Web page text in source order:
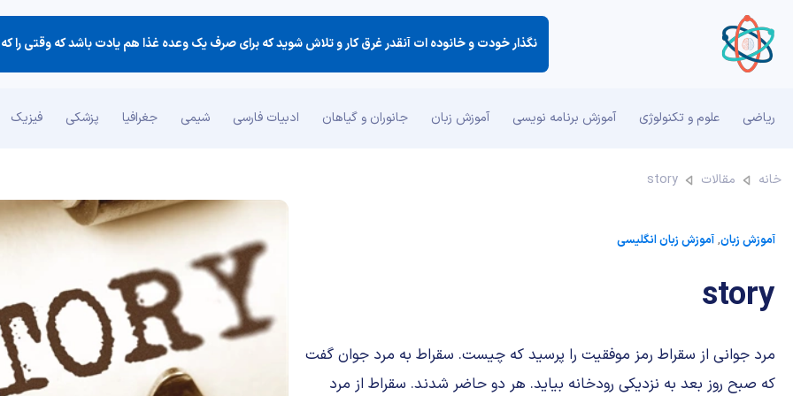
ریاضی علوم و تکنولوژی آموزش برنامه نویسی آموزش زبان جانوران و گیاهان ادبیات فارسی شیمی جغرافیا پزشکی فیزیک
خانه مقالات story
آموزش زبان,آموزش زبان انگلیسی
story
مرد جوانی از سقراط رمز موفقیت را پرسید که چیست. سقراط به مرد جوان گفت
که صبح روز بعد به نزدیکی رودخانه بیاید. هر دو حاضر شدند. سقراط از مرد